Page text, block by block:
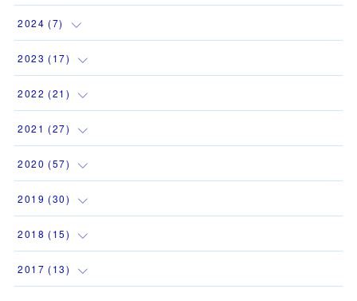
(1
(1)
(1
(1)
2024 (7)
(1)
(1 )
(1)
(1)
2023 (17)
(1 )
(3)
(1)
( 2 )
2022 (21 )
(2)
(1)
(3)
( 1)
2021 (27)
(1)
(2)
( 2)
( 1 )
2020 (57)
(4)
(6)
(9)
2019 (30)
(12
(3)
2018 (15)
(1)
2017 (13)